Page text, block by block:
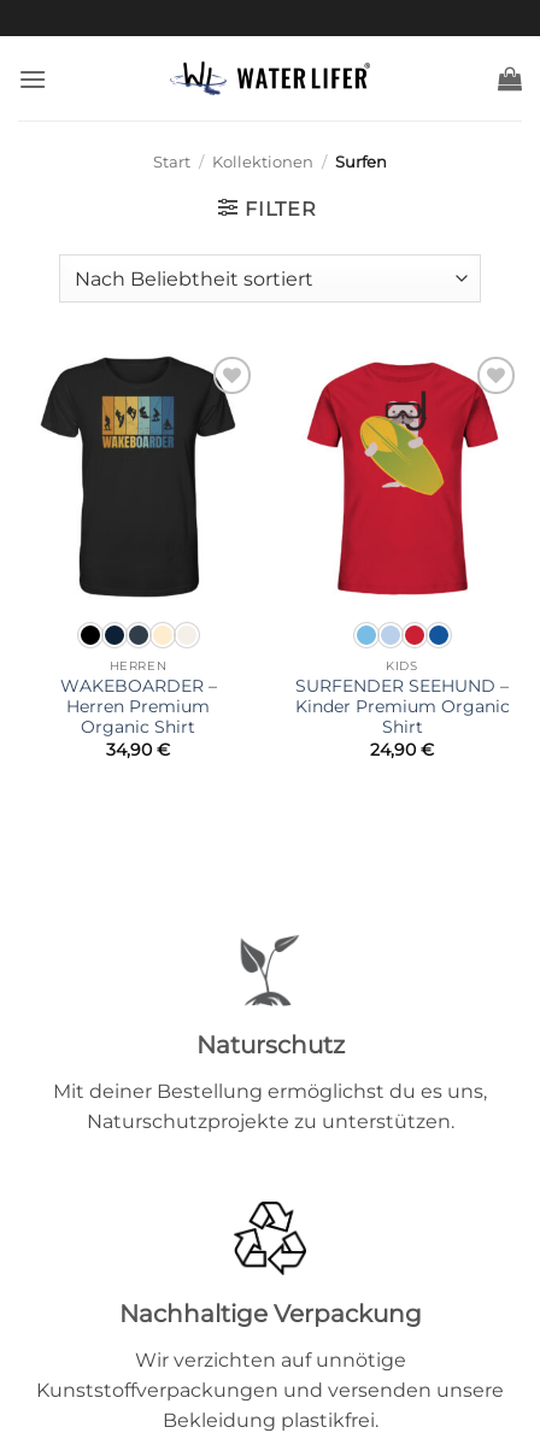
Inhalt
springen
Start / Kollektionen / Surfen
FILTER
Wunschliste
hinzufügen
HERREN
WAKEBOARDER –
Herren Premium
Organic Shirt
34,90 €
Zur
Wunschliste
hinzufügen
KIDS
SURFENDER SEEHUND –
Kinder Premium Organic
Shirt
24,90 €
Naturschutz
Mit deiner Bestellung ermöglichst du es uns,
Naturschutzprojekte zu unterstützen.
Nachhaltige Verpackung
Wir verzichten auf unnötige
Kunststoffverpackungen und versenden unsere
Bekleidung plastikfrei.